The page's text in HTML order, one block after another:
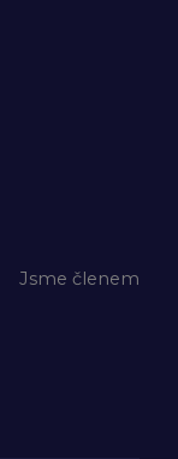
Jsme členem